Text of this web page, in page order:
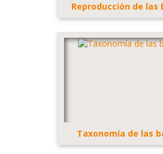
Reproducción de las
Taxonomía de las